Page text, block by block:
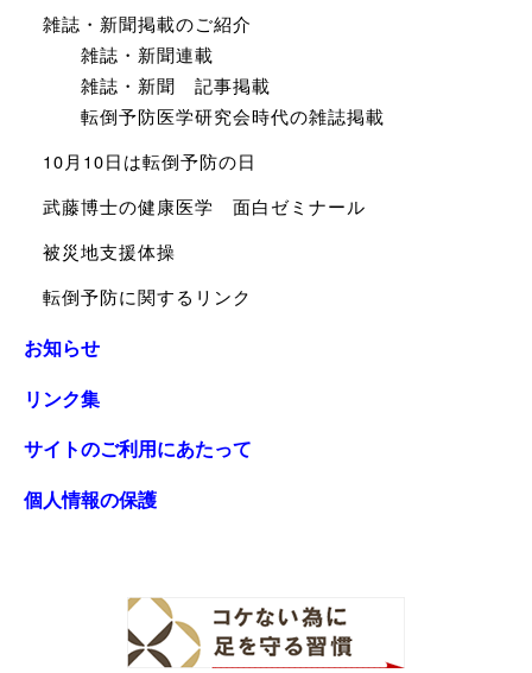
雑誌・新聞掲載のご紹介
雑誌・新聞連載
雑誌・新聞 記事掲載
転倒予防医学研究会時代の雑誌掲載
10月10日は転倒予防の日
武藤博士の健康医学 面白ゼミナール
被災地支援体操
転倒予防に関するリンク
お知らせ
リンク集
サイトのご利用にあたって
個人情報の保護